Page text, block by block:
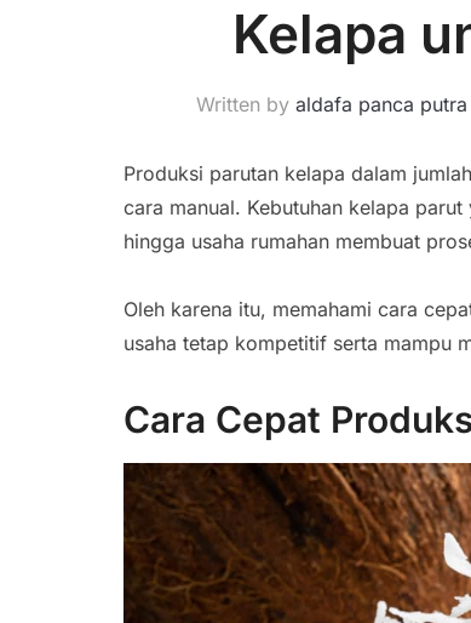
Kelapa
Written by aldafa panca putra
Produksi parutan kelapa dalam
cara manual. Kebutuhan kelapa
hingga usaha rumahan membuat
Oleh karena itu, memahami cara
usaha tetap kompetitif serta mampu
Cara Cepat